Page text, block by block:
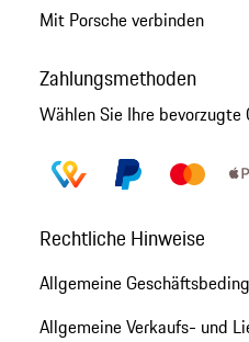
Mit Porsche verbinden
Zahlungsmethoden
Wählen Sie Ihre bevorzugte
Rechtliche Hinweise
Allgemeine
Allgemeine Verkaufs- und